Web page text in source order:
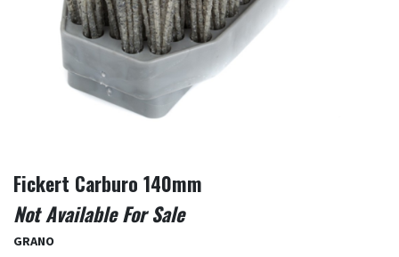
Fickert Carburo 140mm
Not Available For Sale
GRANO